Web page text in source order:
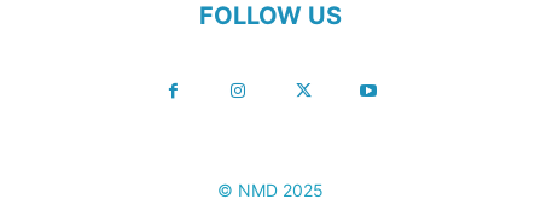
FOLLOW US
© NMD 2025